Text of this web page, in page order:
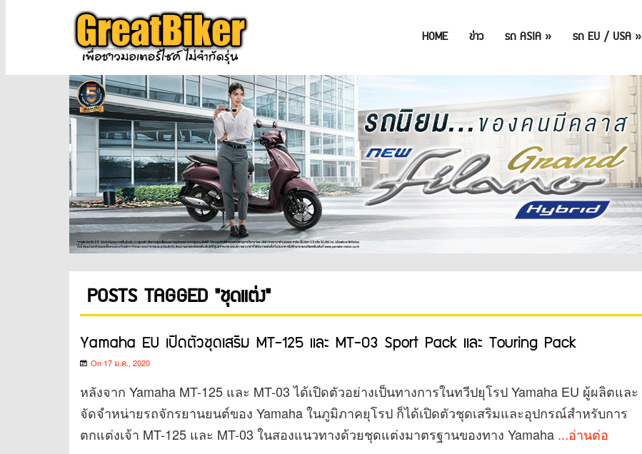
HOME ข่าว รถ ASIA » รถ EU / USA »
POSTS TAGGED "ชุดแต่ง"
Yamaha EU เปิดตัวชุดเสริม MT-125 และ MT-03 Sport Pack และ Touring Pack
On 17 ม.ค., 2020
หลังจาก Yamaha MT-125 และ MT-03 ได้เปิดตัวอย่างเป็นทางการในทวีปยุโรป Yamaha EU ผู้ผลิตและ
จัดจำหน่ายรถจักรยานยนต์ของ Yamaha ในภูมิภาคยุโรป ก็ได้เปิดตัวชุดเสริมและอุปกรณ์สำหรับการ
ตกแต่งเจ้า MT-125 และ MT-03 ในสองแนวทางด้วยชุดแต่งมาตรฐานของทาง Yamaha ...อ่านต่อ